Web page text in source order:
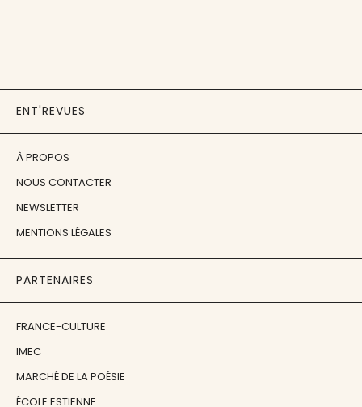
ENT'REVUES
À PROPOS
NOUS CONTACTER
NEWSLETTER
MENTIONS LÉGALES
PARTENAIRES
FRANCE-CULTURE
IMEC
MARCHÉ DE LA POÉSIE
ÉCOLE ESTIENNE